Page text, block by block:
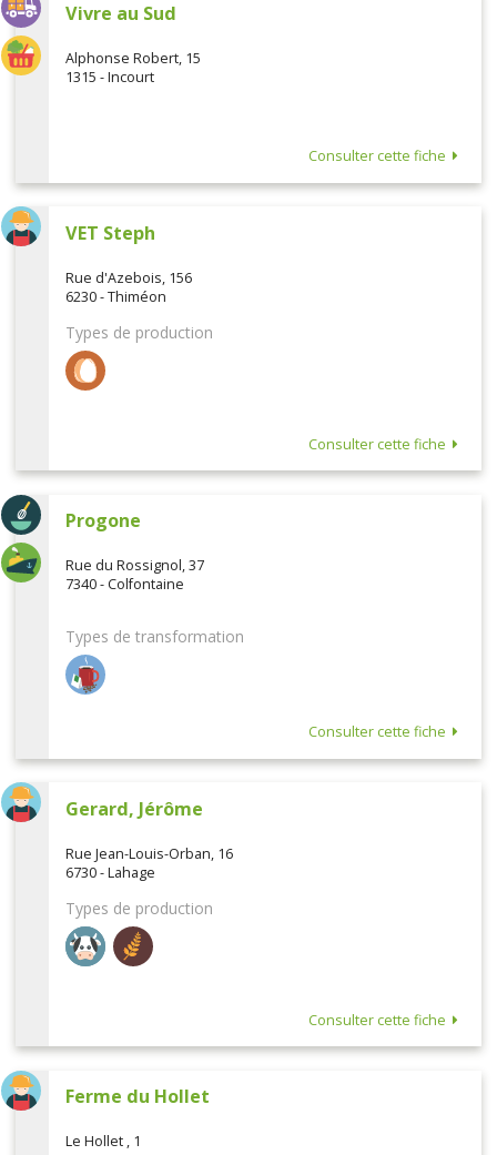
Vivre au Sud
Alphonse Robert, 15
1315 - Incourt
Consulter cette fiche
VET Steph
Rue d'Azebois, 156
6230 - Thiméon
Types de production
Consulter cette fiche
Progone
Rue du Rossignol, 37
7340 - Colfontaine
Types de transformation
Consulter cette fiche
Gerard, Jérôme
Rue Jean-Louis-Orban, 16
6730 - Lahage
Types de production
Consulter cette fiche
Ferme du Hollet
Le Hollet , 1